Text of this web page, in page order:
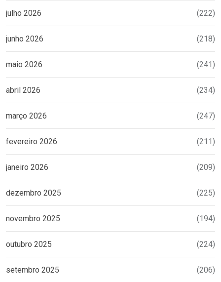
julho 2026 (222)
junho 2026 (218)
maio 2026 (241)
abril 2026 (234)
março 2026 (247)
fevereiro 2026 (211)
janeiro 2026 (209)
dezembro 2025 (225)
novembro 2025 (194)
outubro 2025 (224)
setembro 2025 (206)